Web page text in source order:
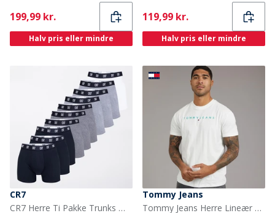
Current
199,99 kr.
Halv pris eller mindre
Current
119,99 kr.
Halv pris eller mindre
CR7
CR7 Herre Ti Pakke Trunks Multicolour
Tommy Jeans
Tommy Jeans Herre Lineær Logo T-shirt Ecru/Bahama Green